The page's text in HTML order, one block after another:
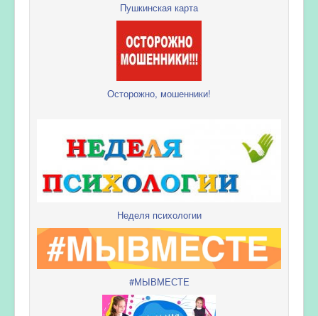
Пушкинская карта
Осторожно, мошенники!
Неделя психологии
#МЫВМЕСТЕ